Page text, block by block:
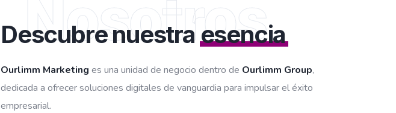
Nosotros
Descubre nuestraesencia
Ourlimm Marketing es una unidad de negocio dentro de Ourlimm Group,
dedicada a ofrecer soluciones digitales de vanguardia para impulsar el éxito
empresarial.